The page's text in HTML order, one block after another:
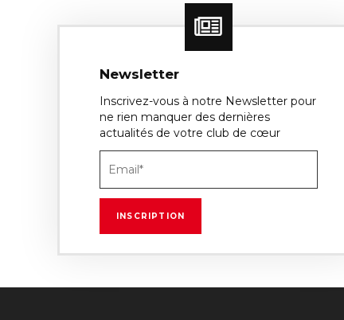
Newsletter
Inscrivez-vous à notre Newsletter pour
ne rien manquer des dernières
actualités de votre club de cœur